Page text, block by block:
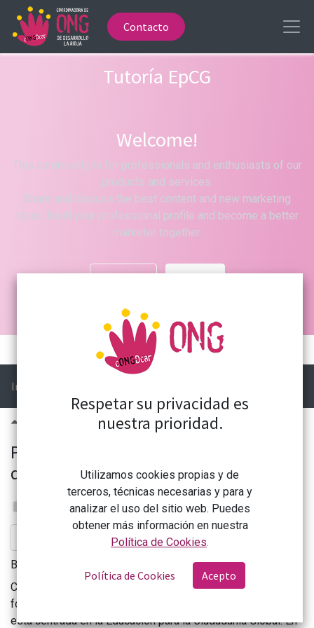
Contacto
Tutoría EpCG
Welcome!
This community is for professionals and enthusiasts of our
products and services.
Share and discuss the best content and new marketing
ideas, build your professional profile and become a better
marketer together.
Hide Intro Register
Reseñas (1) Foro
Ir a:
Para seguir formándonos y/o
debatiendo
Formación CONGDCAR
31 octubre 2024
Suscribirse
Buenas:
Como mensaje final del curso os dejo por aquí enlace a una
formación de la Coordinadora de ONGD estatal que también
está centrada en la Educación para la Ciudadanía Global. En
Respetar su privacidad es
nuestra prioridad.
Utilizamos cookies propias y de
terceros, técnicas necesarias y para y
analizar el uso del sitio web. Puedes
obtener más información en nuestra
Política de Cookies.
Política de Cookies Acepto